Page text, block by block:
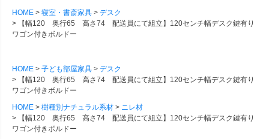
HOME 寝室・書斎家具
デスク
【幅120 奥行65 高さ74 配送員にて組立】120センチ幅デスク鍵有り
ワゴン付きボルドー
HOME 子ども部屋家具
デスク
【幅120 奥行65 高さ74 配送員にて組立】120センチ幅デスク鍵有り
ワゴン付きボルドー
HOME
樹種別ナチュラル系材
ニレ材
【幅120 奥行65 高さ74 配送員にて組立】120センチ幅デスク鍵有り
ワゴン付きボルドー